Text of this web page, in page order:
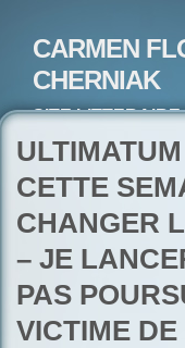
CARMEN
CHERNIAK
SITE
CETTE
CHANGER
– JE
PAS
VICTIME